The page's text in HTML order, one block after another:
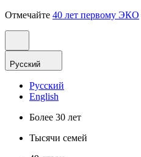
Отмечайте 40 лет первому ЭКО
Русский
Русский
English
Более 30 лет
Тысячи семей